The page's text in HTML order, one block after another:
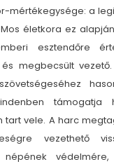
mértékegysége: a
Mos életkora ez
esztendőre
megbecsült
támogatja
tart vele. A harc
vezethető
népének